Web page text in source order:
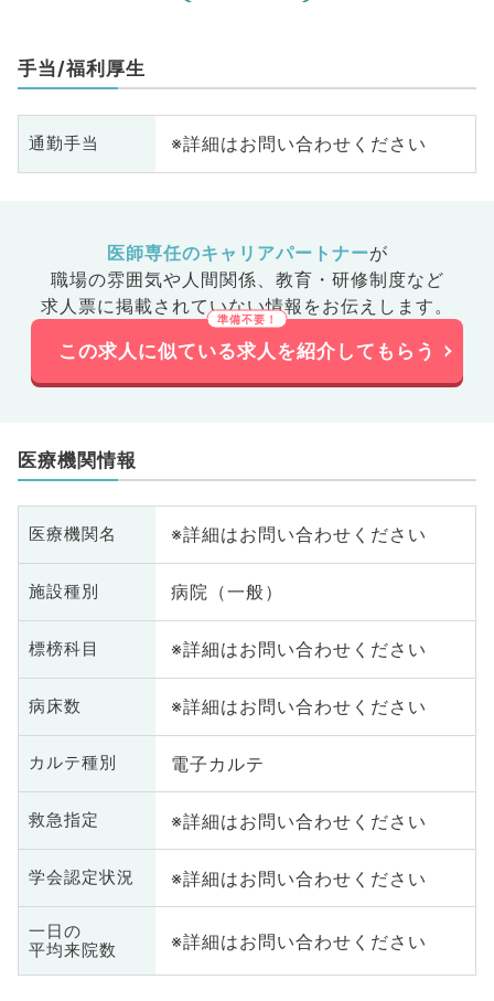
手当/福利厚生
通勤手当 ※詳細はお問い合わせください
医師専任のキャリアパートナーが
職場の雰囲気や人間関係、 教育・研修制度など
求人票に掲載されていない情報をお伝えします。
この求人に似ている求人を紹介してもらう
医療機関情報
医療機関名 ※詳細はお問い合わせください
施設種別 病院（一般）
標榜科目 ※詳細はお問い合わせください
病床数 ※詳細はお問い合わせください
カルテ種別 電子カルテ
救急指定 ※詳細はお問い合わせください
学会認定状況 ※詳細はお問い合わせください
一日の
平均来院数
※詳細はお問い合わせください